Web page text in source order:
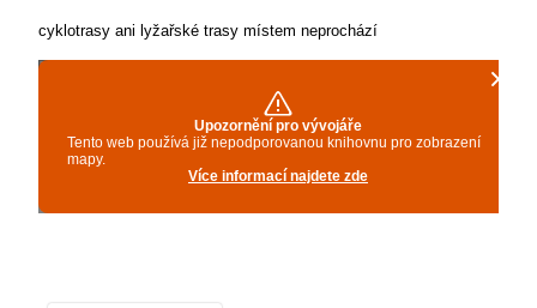
cyklotrasy ani lyžařské trasy místem neprochází